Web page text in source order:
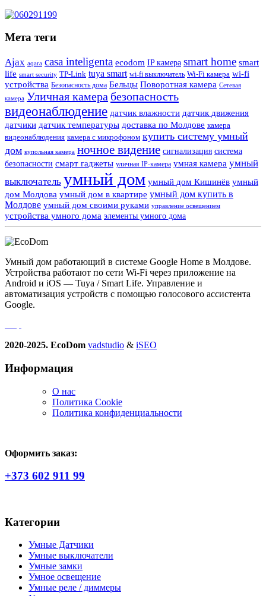
Мета теги
Ajax aqara casa inteligenta ecodom IP камера smart home smart
life smart security TP-Link tuya smart wi-fi выключатель Wi-Fi камера wi-fi
устройства Безопасность дома Бельцы Поворотная камера Сетевая
камера Уличная камера безопасность
видеонаблюдение датчик влажности датчик движения
датчики датчик температуры доставка по Молдове камера
видеонаблюдения камера с микрофоном купить систему умный
дом купольная камера ночное видение сигнализация система
безопасности смарт гаджеты уличная IP-камера умная камера умный
выключатель умный дом умный дом Кишинёв умный
дом Молдова умный дом в квартире умный дом купить в
Молдове умный дом своими руками управление освещением
устройства умного дома элементы умного дома
Умный дом работающий в системе Google Home в Молдове.
Устройства работают по сети Wi-Fi через приложение на
Android и iOS — Tuya / Smart Life. Управление и
автоматизация устройств с помощью голосового ассистента
Google.
2020-2025. EcoDom vadstudio & iSEO
Информация
О нас
Политика Сookie
Политика конфиденциальности
Оформить заказ:
+373 602 911 99
Категории
Умные Датчики
Умные выключатели
Умные замки
Умное освещение
Умные реле / диммеры